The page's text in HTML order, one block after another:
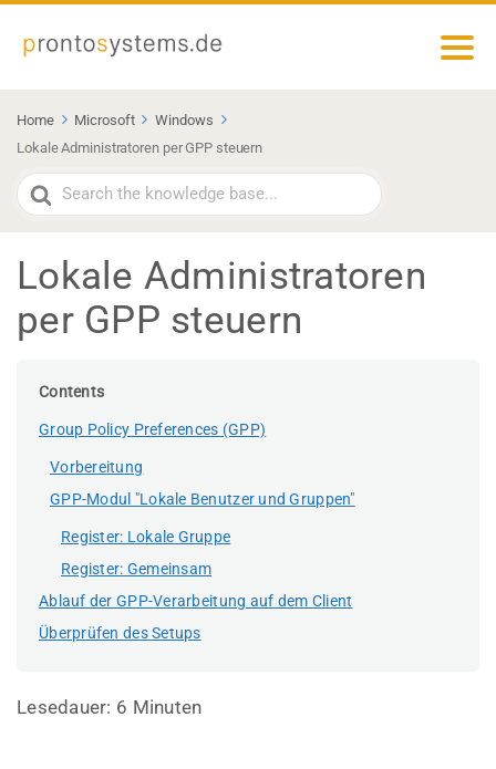
Home Microsoft
Windows
Lokale Administratoren per GPP steuern
Search
For
Lokale Administratoren
per GPP steuern
Contents
Group Policy Preferences (GPP)
Vorbereitung
GPP-Modul "Lokale Benutzer und Gruppen"
Register: Lokale Gruppe
Register: Gemeinsam
Ablauf der GPP-Verarbeitung auf dem Client
Überprüfen des Setups
Lesedauer: 6 Minuten